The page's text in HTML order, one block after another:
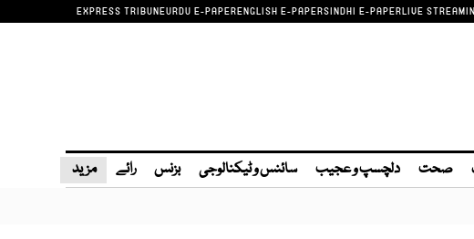
EXPRESS TRIBUNEURDU E-PAPERENGLISH E-PAPERSINDHI E-PAPERLIVE
صحت دلچسپ و عجیب سائنس و ٹیکنالوجی بزنس رائے مزید